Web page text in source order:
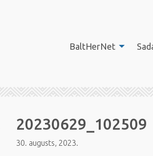
BaltHerNet
20230629_102509
30. augusts, 2023.